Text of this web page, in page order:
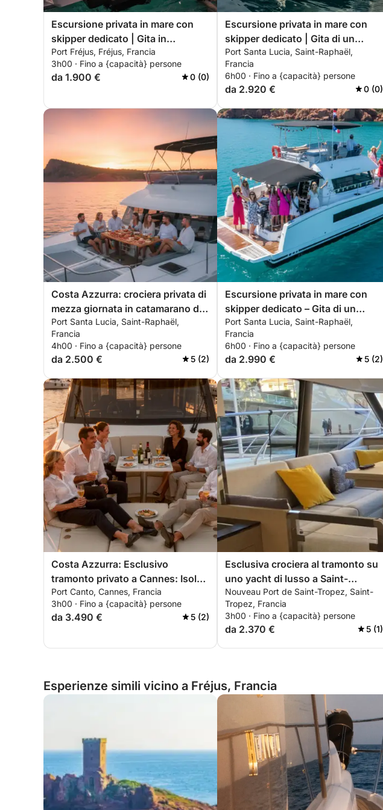
Escursione privata in mare con
skipper dedicato | Gita in
catamarano premium al tramonto
– Estérel con aperitivo,
paddleboarding e snorkeling
Port Fréjus, Fréjus, Francia
3h00 · Fino a {capacità} persone
da 1.900 € 0 (0)
Escursione privata in mare con
skipper dedicato | Gita di un
giorno di lusso su catamarano a
motore – Costa Azzurra | Brunch
mediterraneo e sport acquatici
inclusi
Port Santa Lucia, Saint-Raphaël,
Francia
6h00 · Fino a {capacità} persone
da 2.920 € 0 (0)
Costa Azzurra: crociera privata di
mezza giornata in catamarano di
lusso a Saint-Tropez o Cannes –
pasti e sport acquatici inclusi.
Port Santa Lucia, Saint-Raphaël,
Francia
4h00 · Fino a {capacità} persone
da 2.500 € 5 (2)
Escursione privata in mare con
skipper dedicato – Gita di un
giorno in catamarano di lusso con
formula all-inclusive, brunch e
sport acquatici.
Port Santa Lucia, Saint-Raphaël,
Francia
6h00 · Fino a {capacità} persone
da 2.990 € 5 (2)
Costa Azzurra: Esclusivo
tramonto privato a Cannes: Isole
di Lérins e aperitivo premium
Port Canto, Cannes, Francia
3h00 · Fino a {capacità} persone
da 3.490 € 5 (2)
Esclusiva crociera al tramonto su
uno yacht di lusso a Saint-
Tropez, tutto incluso.
Nouveau Port de Saint-Tropez, Saint-
Tropez, Francia
3h00 · Fino a {capacità} persone
da 2.370 € 5 (1)
Esperienze simili vicino a Fréjus, Francia